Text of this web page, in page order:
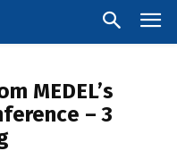
MEDEL’s
– 3